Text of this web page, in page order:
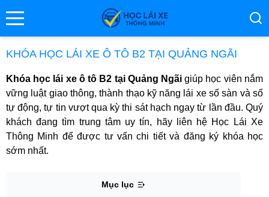
menu
KHÓA HỌC LÁI XE Ô TÔ B2 TẠI QUẢNG NGÃI
Khóa học lái xe ô tô B2 tại Quảng Ngãigiúp học viên nắm
vững luật giao thông, thành thạo kỹ năng lái xe số sàn và số
tự động, tự tin vượt qua kỳ thi sát hạch ngay từ lần đầu. Quý
khách đang tìm trung tâm uy tín, hãy liên hệ Học Lái Xe
Thông Minh để được tư vấn chi tiết và đăng ký khóa học
sớm nhất.
Mục lục